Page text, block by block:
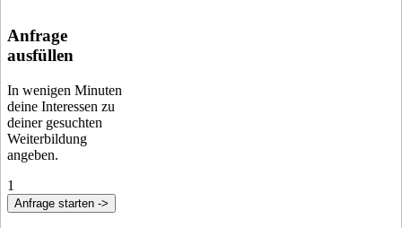
Anfrage
ausfüllen
In wenigen Minuten
deine Interessen zu
deiner gesuchten
Weiterbildung
angeben.
1
Anfrage starten ->